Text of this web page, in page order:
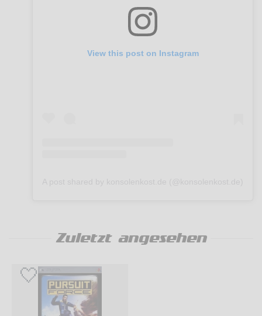
View this post on Instagram
Zuletzt angesehen